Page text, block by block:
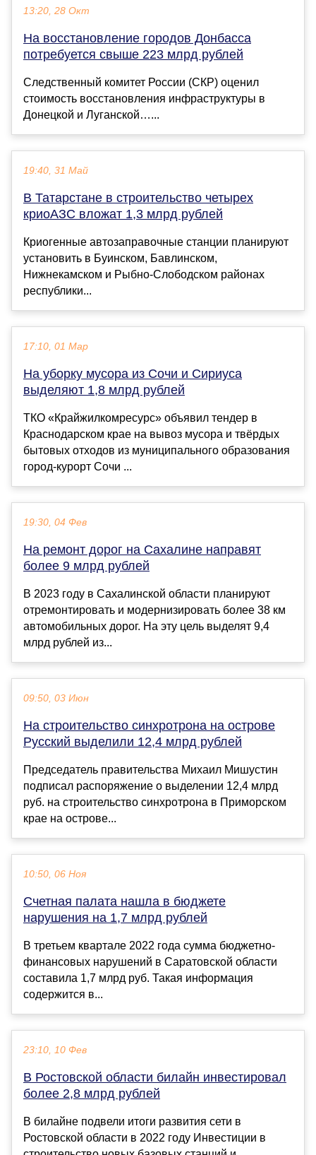
13:20, 28 Окт
На восстановление городов Донбасса
потребуется свыше 223 млрд рублей
Следственный комитет России (СКР) оценил
стоимость восстановления инфраструктуры в
Донецкой и Луганской…...
19:40, 31 Май
В Татарстане в строительство четырех
криоАЗС вложат 1,3 млрд рублей
Криогенные автозаправочные станции планируют
установить в Буинском, Бавлинском,
Нижнекамском и Рыбно-Слободском районах
республики...
17:10, 01 Мар
На уборку мусора из Сочи и Сириуса
выделяют 1,8 млрд рублей
ТКО «Крайжилкомресурс» объявил тендер в
Краснодарском крае на вывоз мусора и твёрдых
бытовых отходов из муниципального образования
город-курорт Сочи ...
19:30, 04 Фев
На ремонт дорог на Сахалине направят
более 9 млрд рублей
В 2023 году в Сахалинской области планируют
отремонтировать и модернизировать более 38 км
автомобильных дорог. На эту цель выделят 9,4
млрд рублей из...
09:50, 03 Июн
На строительство синхротрона на острове
Русский выделили 12,4 млрд рублей
Председатель правительства Михаил Мишустин
подписал распоряжение о выделении 12,4 млрд
руб. на строительство синхротрона в Приморском
крае на острове...
10:50, 06 Ноя
Счетная палата нашла в бюджете
нарушения на 1,7 млрд рублей
В третьем квартале 2022 года сумма бюджетно-
финансовых нарушений в Саратовской области
составила 1,7 млрд руб. Такая информация
содержится в...
23:10, 10 Фев
В Ростовской области билайн инвестировал
более 2,8 млрд рублей
В билайне подвели итоги развития сети в
Ростовской области в 2022 году Инвестиции в